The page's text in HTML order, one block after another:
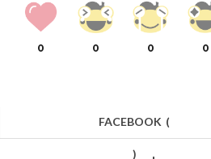
0 0 0 0
FACEBOOK (
)